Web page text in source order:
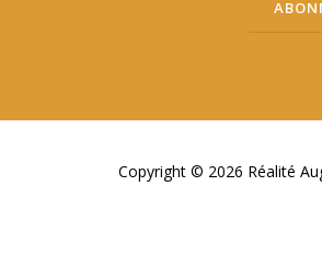
Copyright © 2026 Réalité